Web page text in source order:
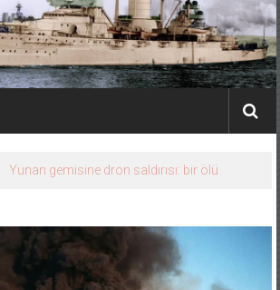
Yunan gemisine dron saldırısı: bir ölü